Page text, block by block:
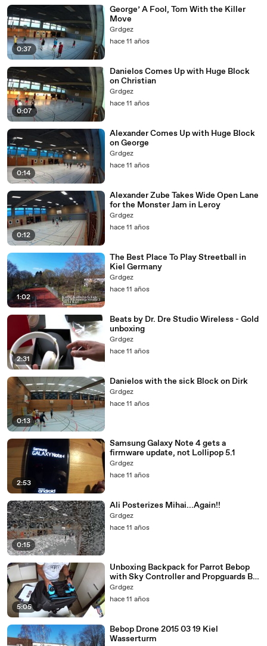
0:37
George’ A Fool, Tom With the Killer
Move
Grdgez
hace 11 años
0:07
Danielos Comes Up with Huge Block
on Christian
Grdgez
hace 11 años
0:14
Alexander Comes Up with Huge Block
on George
Grdgez
hace 11 años
0:12
Alexander Zube Takes Wide Open Lane
for the Monster Jam in Leroy
Grdgez
hace 11 años
1:02
The Best Place To Play Streetball in
Kiel Germany
Grdgez
hace 11 años
2:31
Beats by Dr. Dre Studio Wireless - Gold
unboxing
Grdgez
hace 11 años
0:13
Danielos with the sick Block on Dirk
Grdgez
hace 11 años
2:53
Samsung Galaxy Note 4 gets a
firmware update, not Lollipop 5.1
Grdgez
hace 11 años
0:15
Ali Posterizes Mihai...Again!!
Grdgez
hace 11 años
5:05
Unboxing Backpack for Parrot Bebop
with Sky Controller and Propguards By
MC CASES
Grdgez
hace 11 años
Bebop Drone 2015 03 19 Kiel
Wasserturm